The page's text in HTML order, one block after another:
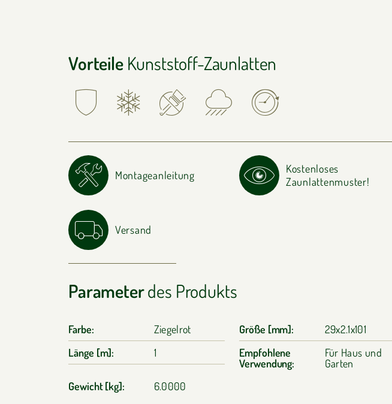
VorteileKunststoff-Zaunlatten
Montageanleitung
Kostenloses
Zaunlattenmuster!
Versand
Parameterdes Produkts
Farbe: Ziegelrot Größe [mm]:
29x2.1x101
Länge [m]:
1
Empfohlene
Verwendung:
Für Haus und
Garten
Gewicht [kg]:
6.0000